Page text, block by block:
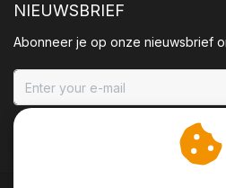
NIEUWSBRIEF
Abonneer je op onze nieuwsbrief